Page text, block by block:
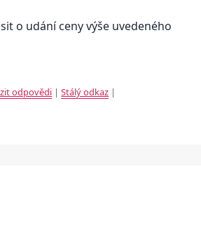
o udání ceny výše uvedeného
odpovědi |Stálý odkaz |